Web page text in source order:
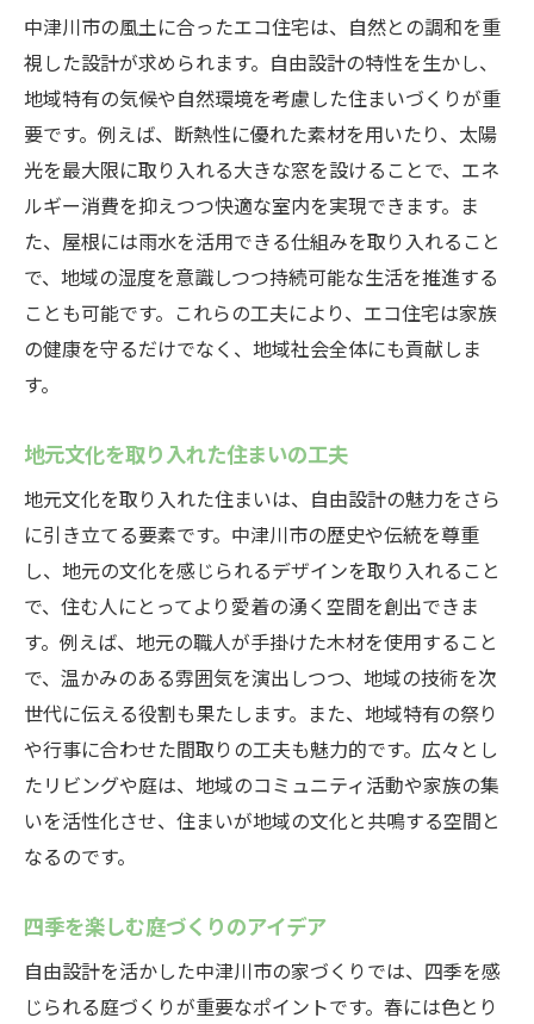
中津川市の風土に合ったエコ住宅は、自然との調和を重
視した設計が求められます。自由設計の特性を生かし、
地域特有の気候や自然環境を考慮した住まいづくりが重
要です。例えば、断熱性に優れた素材を用いたり、太陽
光を最大限に取り入れる大きな窓を設けることで、エネ
ルギー消費を抑えつつ快適な室内を実現できます。ま
た、屋根には雨水を活用できる仕組みを取り入れること
で、地域の湿度を意識しつつ持続可能な生活を推進する
ことも可能です。これらの工夫により、エコ住宅は家族
の健康を守るだけでなく、地域社会全体にも貢献しま
す。
地元文化を取り入れた住まいの工夫
地元文化を取り入れた住まいは、自由設計の魅力をさら
に引き立てる要素です。中津川市の歴史や伝統を尊重
し、地元の文化を感じられるデザインを取り入れること
で、住む人にとってより愛着の湧く空間を創出できま
す。例えば、地元の職人が手掛けた木材を使用すること
で、温かみのある雰囲気を演出しつつ、地域の技術を次
世代に伝える役割も果たします。また、地域特有の祭り
や行事に合わせた間取りの工夫も魅力的です。広々とし
たリビングや庭は、地域のコミュニティ活動や家族の集
いを活性化させ、住まいが地域の文化と共鳴する空間と
なるのです。
四季を楽しむ庭づくりのアイデア
自由設計を活かした中津川市の家づくりでは、四季を感
じられる庭づくりが重要なポイントです。春には色とり